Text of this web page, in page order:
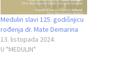
Medulin slavi 125. godišnjicu
rođenja dr. Mate Demarina
13. listopada 2024.
U "MEDULIN"